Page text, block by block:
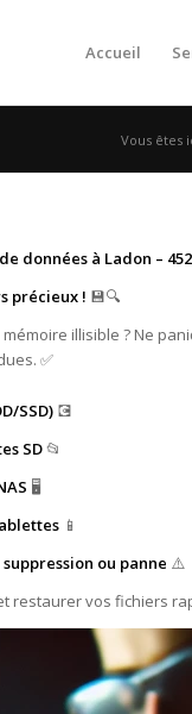
Accueil
Vous êtes
données à Ladon –
précieux ! 💾🔍
illisible ? Ne
✅
SSD) 💽
SD📂
🖥️
📱
ou panne ⚠️
restaurer vos fichiers